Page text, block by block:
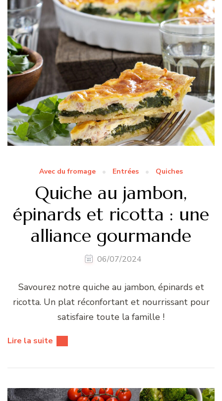
Avec du fromage Entrées Quiches
Quiche au jambon,
épinards et ricotta : une
alliance gourmande
06/07/2024
Savourez notre quiche au jambon, épinards et
ricotta. Un plat réconfortant et nourrissant pour
satisfaire toute la famille !
Lire la suite